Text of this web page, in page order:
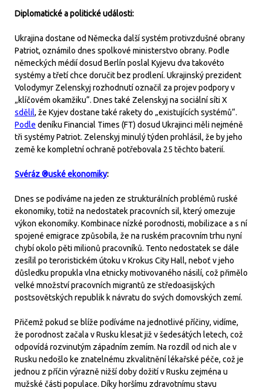
Diplomatické a politické události:
Ukrajina dostane od Německa další systém protivzdušné obrany
Patriot, oznámilo dnes spolkové ministerstvo obrany. Podle
německých médií dosud Berlín poslal Kyjevu dva takovéto
systémy a třetí chce doručit bez prodlení. Ukrajinský prezident
Volodymyr Zelenskyj rozhodnutí označil za projev podpory v
„klíčovém okamžiku“. Dnes také Zelenskyj na sociální síti X
sdělil, že Kyjev dostane také rakety do „existujících systémů“.
Podle deníku Financial Times (FT) dosud Ukrajinci měli nejméně
tři systémy Patriot. Zelenskyj minulý týden prohlásil, že by jeho
země ke kompletní ochraně potřebovala 25 těchto baterií.
Svéráz ®uské ekonomiky:
Dnes se podíváme na jeden ze strukturálních problémů ruské
ekonomiky, totiž na nedostatek pracovních sil, který omezuje
výkon ekonomiky. Kombinace nízké porodnosti, mobilizace a s ní
spojené emigrace způsobila, že na ruském pracovním trhu nyní
chybí okolo pěti milionů pracovníků. Tento nedostatek se dále
zesílil po teroristickém útoku v Krokus City Hall, neboť v jeho
důsledku propukla vlna etnicky motivovaného násilí, což přimělo
velké množství pracovních migrantů ze středoasijských
postsovětských republik k návratu do svých domovských zemí.
Přičemž pokud se blíže podíváme na jednotlivé příčiny, vidíme,
že porodnost začala v Rusku klesat již v šedesátých letech, což
odpovídá rozvinutým západním zemím. Na rozdíl od nich ale v
Rusku nedošlo ke znatelnému zkvalitnění lékařské péče, což je
jednou z příčin výrazně nižší doby dožití v Rusku zejména u
mužské části populace. Díky horšímu zdravotnímu stavu